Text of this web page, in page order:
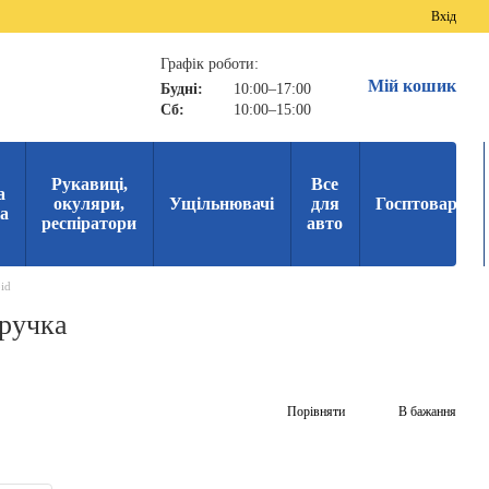
Вхід
Графік роботи:
Будні:
10:00–17:00
Сб:
10:00–15:00
Мій кошик
Рукавиці,
окуляри,
респіратори
Ущільнювачі
Все
для
авто
Госптовари
Порівняти В бажання